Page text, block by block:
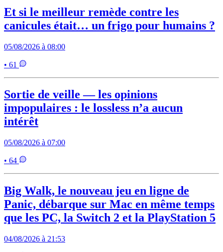
Et si le meilleur remède contre les
canicules était… un frigo pour humains ?
05/08/2026 à 08:00
• 61
Sortie de veille — les opinions
impopulaires : le lossless n’a aucun
intérêt
05/08/2026 à 07:00
• 64
Big Walk, le nouveau jeu en ligne de
Panic, débarque sur Mac en même temps
que les PC, la Switch 2 et la PlayStation 5
04/08/2026 à 21:53